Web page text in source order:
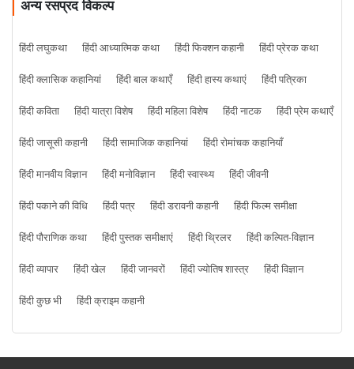
अन्य रसप्रद विकल्प
हिंदी लघुकथा हिंदी आध्यात्मिक कथा हिंदी फिक्शन कहानी
हिंदी प्रेरक कथा
हिंदी क्लासिक कहानियां
हिंदी बाल कथाएँ हिंदी हास्य कथाएं
हिंदी पत्रिका
हिंदी कविता
हिंदी यात्रा विशेष हिंदी महिला विशेष हिंदी नाटक
हिंदी प्रेम कथाएँ
हिंदी जासूसी कहानी
हिंदी सामाजिक कहानियां
हिंदी रोमांचक कहानियाँ
हिंदी मानवीय विज्ञान
हिंदी मनोविज्ञान हिंदी स्वास्थ्य
हिंदी जीवनी
हिंदी पकाने की विधि
हिंदी पत्र हिंदी डरावनी कहानी
हिंदी फिल्म समीक्षा
हिंदी पौराणिक कथा
हिंदी पुस्तक समीक्षाएं हिंदी थ्रिलर
हिंदी कल्पित-विज्ञान
हिंदी व्यापार
हिंदी खेल हिंदी जानवरों हिंदी ज्योतिष शास्त्र
हिंदी विज्ञान
हिंदी कुछ भी
हिंदी क्राइम कहानी